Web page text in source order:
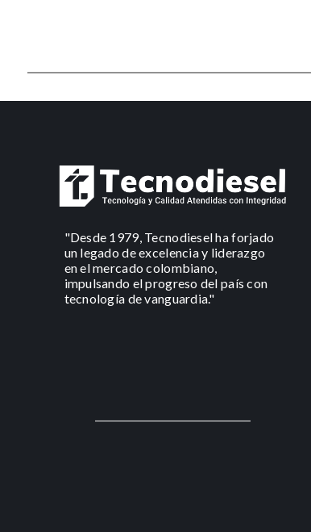
"Desde 1979, Tecnodiesel ha forjado
un legado de excelencia y liderazgo
en el mercado colombiano,
impulsando el progreso del país con
tecnología de vanguardia."